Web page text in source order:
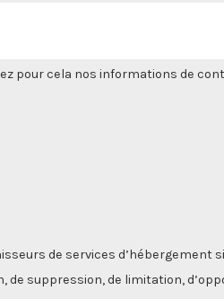
pour cela nos informations de
de services d’hébergement
de suppression, de limitation,